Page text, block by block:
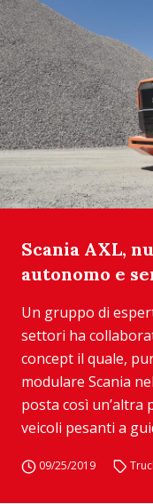
Scania AXL,
autonomo e
Un gruppo di
settori ha
concept il quale,
modulare Scania
posta così un’altra
veicoli pesanti a
09/25/2019